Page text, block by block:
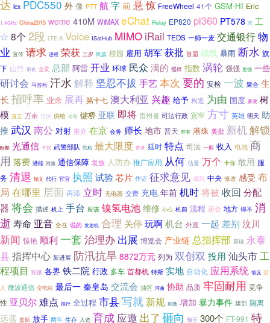
达 lcx PDC550 外 像 PTT 航 字 前 悬惊 FreeWheel 41个 GSM-HI Eric
1.4GHz China2015 weme 410M WiMAX eChat Relay EP820 pl360 PT578 若 工
☆ 8个 2段 LTE-A Voice ISatHub MIMO iRail TEDS 一师一麦 交通银行物
业 宣传 请求 进程 荣获 三岁 民族 校园 雇用 胡军获批 首届 战线 暴雨 断水 旗
下 山竹 市长 全景 总部 阿雷 开业 环球 民众 满的 照样 指数 涡轮 强强 更强 一些
研讨会 马拉松 汗水 解释 坚忍不拔 手艺本次 要的 安检 一波 聚合 生
长 招呼率 业余 展再 第十七 澳大利亚 兴趣 给予 构造 为由 国度 募资 树
模 直立 万余 范例 供给 今年 键桥 亚联 即将 贵州省 司法行政 宽窄 方寸 英雄 明天 助
推 武汉 南公 对射 推介 在京 会务 师长 地市 普天 带有 港珠 美批 新机解锁
酝酿 光通信 干扰 武警部队 民航 最大限度 带来 延时 特点 司法 一般 收入 电池 商
用 落费 潜能 同频 通信保障 发放 人防办 推广应用 从何 估量 万个 卡你 敢用 服
务 清退 瑞文 代行 官宣 执照 试验 芯片 作证 征求意见 成熟 中央 修改 感受 布
局 在哪里 层面 再添 立时 充电器 交费 充电 年前 机时将被 收回 分配
器 将会 描述 机上 手台 应该 镍氢电池 维修 小心 机前 流程 还会 地方 得不 消
逝 寿命 亚音 合在 说的 发射机 合理 关停玩啊机台 外置 一起 差别 汶川
新闻 惊艳 顺利 一套 治理办 出展 博览会 产业链 总指挥部 基础 永泰
县指挥中心 新进展 防汛抗旱 8872万元 列为 双创双 投用 汕头市 工
程项目 联接 各界 铁二院 行政 多车 首都机 特斯 实地 自动化 应用系统 情况 投
入 微波通信 变电站 最后一 秦皇岛 交流会 油区 河曲 协助 品质 牢固耐用 竞争
性 亚贝尔难点 推行 全过程 市县写就 新规 刺激 增加 暴力事件 建部 隔离
远遥 监所 放手 两年 生存 入选 育成 应邀 出了 砸向 预言 300个 FT-991 特